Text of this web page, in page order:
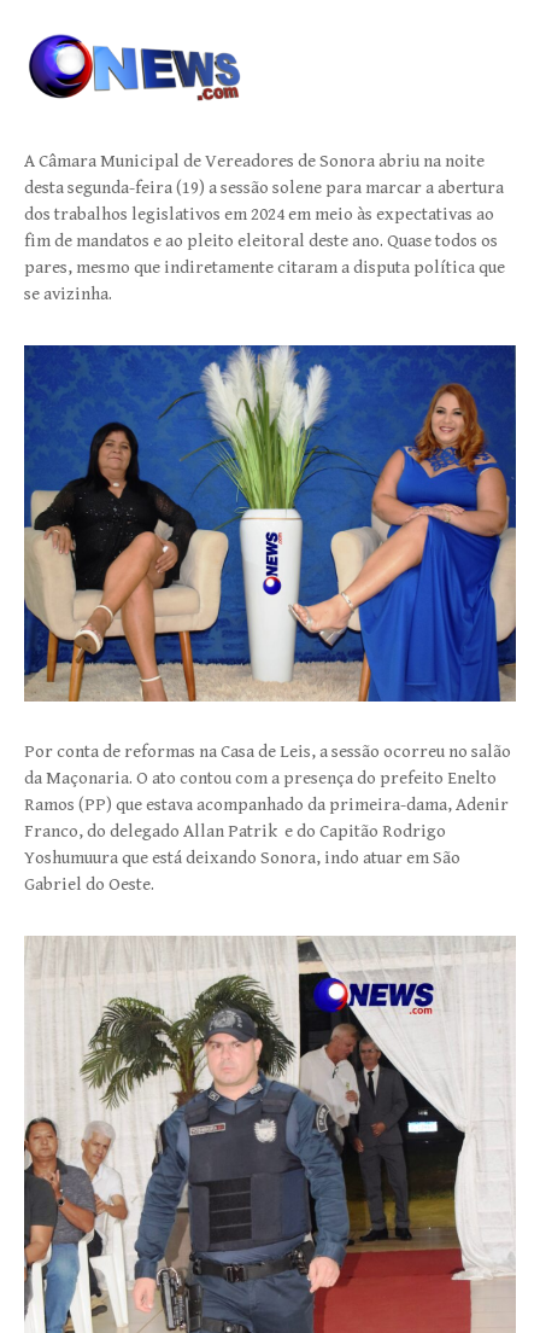
A Câmara Municipal de Vereadores de Sonora abriu na noite
desta segunda-feira (19) a sessão solene para marcar a abertura
dos trabalhos legislativos em 2024 em meio às expectativas ao
fim de mandatos e ao pleito eleitoral deste ano. Quase todos os
pares, mesmo que indiretamente citaram a disputa política que
se avizinha.
Por conta de reformas na Casa de Leis, a sessão ocorreu no salão
da Maçonaria. O ato contou com a presença do prefeito Enelto
Ramos (PP) que estava acompanhado da primeira-dama, Adenir
Franco, do delegado Allan Patrik e do Capitão Rodrigo
Yoshumuura que está deixando Sonora, indo atuar em São
Gabriel do Oeste.